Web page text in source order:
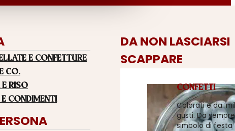
E CONFETTURE
CO.
RISO
CONDIMENTI
DA NON LASCIARSI
SCAPPARE
CONFETTI
Colorati e dai
gusti. Da sempre
simbolo di festa